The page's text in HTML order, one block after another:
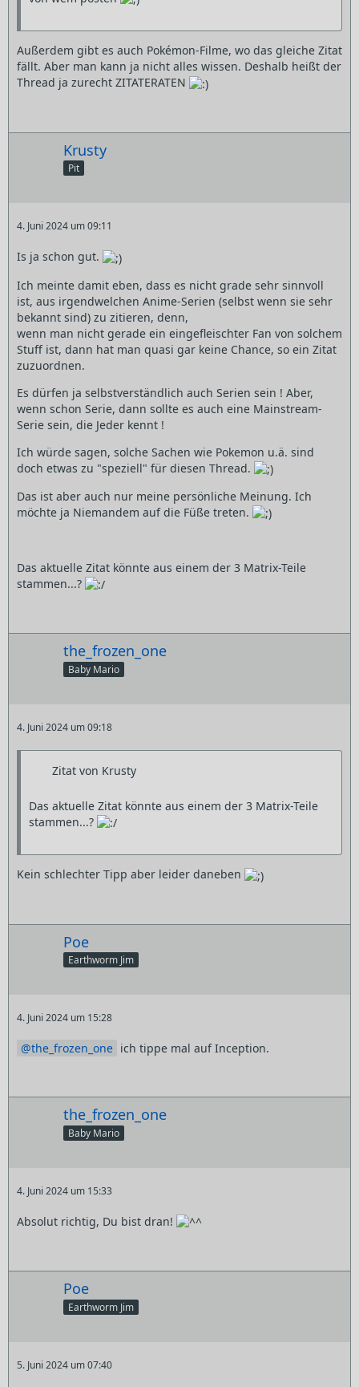
Außerdem gibt es auch Pokémon-Filme, wo das gleiche Zitat
fällt. Aber man kann ja nicht alles wissen. Deshalb heißt der
Thread ja zurecht ZITATERATEN
Krusty
Pit
4. Juni 2024 um 09:11
Is ja schon gut.
Ich meinte damit eben, dass es nicht grade sehr sinnvoll
ist, aus irgendwelchen Anime-Serien (selbst wenn sie sehr
bekannt sind) zu zitieren, denn,
wenn man nicht gerade ein eingefleischter Fan von solchem
Stuff ist, dann hat man quasi gar keine Chance, so ein Zitat
zuzuordnen.
Es dürfen ja selbstverständlich auch Serien sein ! Aber,
wenn schon Serie, dann sollte es auch eine Mainstream-
Serie sein, die Jeder kennt !
Ich würde sagen, solche Sachen wie Pokemon u.ä. sind
doch etwas zu "speziell" für diesen Thread.
Das ist aber auch nur meine persönliche Meinung. Ich
möchte ja Niemandem auf die Füße treten.
Das aktuelle Zitat könnte aus einem der 3 Matrix-Teile
stammen...?
the_frozen_one
Baby Mario
4. Juni 2024 um 09:18
Zitat von Krusty
Das aktuelle Zitat könnte aus einem der 3 Matrix-Teile
stammen...?
Kein schlechter Tipp aber leider daneben
Poe
Earthworm Jim
4. Juni 2024 um 15:28
the_frozen_one ich tippe mal auf Inception.
the_frozen_one
Baby Mario
4. Juni 2024 um 15:33
Absolut richtig, Du bist dran!
Poe
Earthworm Jim
5. Juni 2024 um 07:40